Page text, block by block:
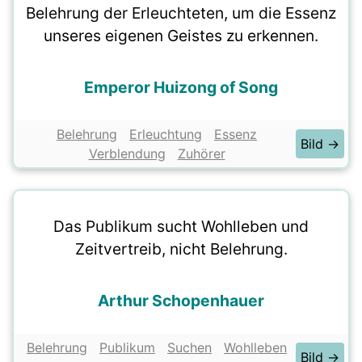
Belehrung der Erleuchteten, um die Essenz
unseres eigenen Geistes zu erkennen.
Emperor Huizong of Song
Belehrung Erleuchtung
Essenz
Verblendung
Zuhörer
Bild →
Das Publikum sucht Wohlleben und
Zeitvertreib, nicht Belehrung.
Arthur Schopenhauer
Belehrung Publikum Suchen
Wohlleben
Bild →